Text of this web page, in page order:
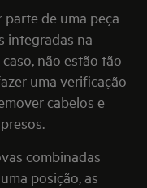
de uma peça
integradas na
não estão tão
uma verificação
cabelos e
combinadas
posição, as